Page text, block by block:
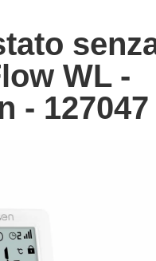
WL -
- 127047